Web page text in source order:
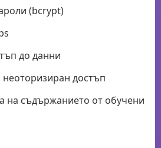
(bcrypt)
до данни
достъп
на съдържанието от обучени